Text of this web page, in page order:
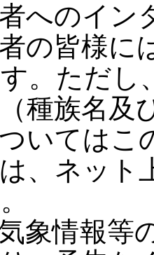
へのイン
の皆様に
。ただし
種族名及
いてはこ
、ネット
象情報等